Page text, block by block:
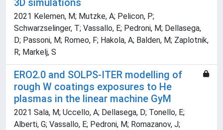
3D simulations
2021 Kelemen, M; Mutzke, A; Pelicon, P;
Schwarzselinger, T; Vassallo, E; Pedroni, M; Dellasega,
D; Passoni, M; Romeo, F; Hakola, A; Balden, M; Zaplotnik,
R; Markelj, S
ERO2.0 and SOLPS-ITER modelling of
rough W coatings exposures to He
plasmas in the linear machine GyM
2021 Sala, M; Uccello, A; Dellasega, D; Tonello, E;
Alberti, G; Vassallo, E; Pedroni, M; Romazanov, J;